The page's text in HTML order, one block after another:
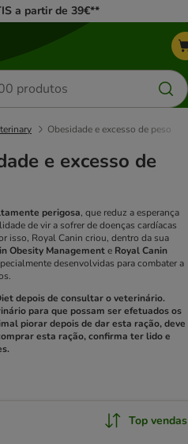
a partir de 39€**
Obesidade e excesso de peso
e excesso de
perigosa, que reduz a esperança
de vir a sofrer de doenças cardíacas
isso, Royal Canin criou, dentro da sua
Obesity Managemente Royal Canin
desenvolvidas para combater a
depois de consultar o veterinário.
para que possam ser efetuados os
piorar depois de dar esta ração, deve
esta ração, confirma ter lido e
Top vendas